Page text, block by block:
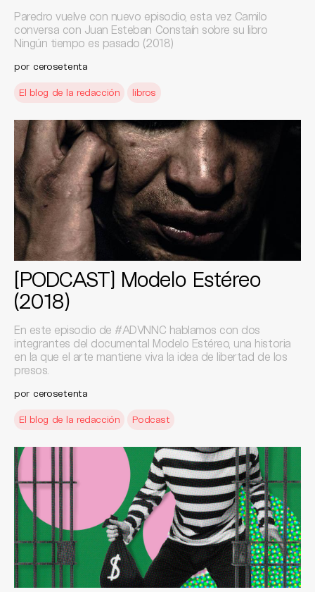
Paredro vuelve con nuevo episodio, esta vez Camilo
conversa con Juan Esteban Constaín sobre su libro
Ningún tiempo es pasado (2018)
por cerosetenta
El blog de la redacción libros
[PODCAST] Modelo Estéreo
(2018)
En este episodio de #ADVNNC hablamos con dos
integrantes del documental Modelo Estéreo, una historia
en la que el arte mantiene viva la idea de libertad de los
presos.
por cerosetenta
El blog de la redacción Podcast